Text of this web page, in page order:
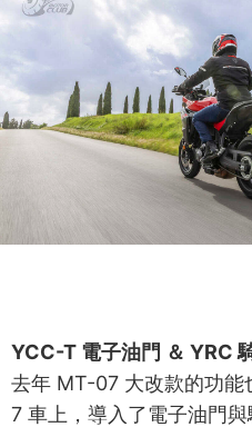
YCC-T 電子油門 ＆ YRC
去年 MT-07 大改款的功
7 車上，導入了電子油門